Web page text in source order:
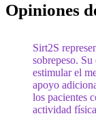
Opiniones
Sirt2S
sobrepeso.
estimular el
apoyo
los pacientes
actividad